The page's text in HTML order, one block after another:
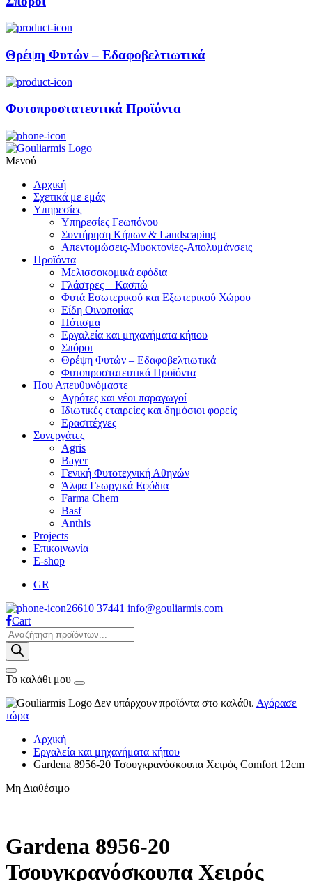
Θρέψη Φυτών – Εδαφοβελτιωτικά
Φυτοπροστατευτικά Προϊόντα
Μενού
Αρχική
Σχετικά με εμάς
Υπηρεσίες
Υπηρεσίες Γεωπόνου
Συντήρηση Κήπων & Landscaping
Απεντομώσεις-Μυοκτονίες-Απολυμάνσεις
Προϊόντα
Μελισσοκομικά εφόδια
Γλάστρες – Κασπώ
Φυτά Εσωτερικού και Εξωτερικού Χώρου
Είδη Οινοποιίας
Πότισμα
Εργαλεία και μηχανήματα κήπου
Σπόροι
Θρέψη Φυτών – Εδαφοβελτιωτικά
Φυτοπροστατευτικά Προϊόντα
Που Απευθυνόμαστε
Αγρότες και νέοι παραγωγοί
Ιδιωτικές εταιρείες και δημόσιοι φορείς
Ερασιτέχνες
Συνεργάτες
Agris
Bayer
Γενική Φυτοτεχνική Αθηνών
Άλφα Γεωργικά Εφόδια
Farma Chem
Basf
Anthis
Projects
Επικοινωνία
E-shop
GR
26610 37441 info@gouliarmis.com
Cart
Products
search
Το καλάθι μου
Δεν υπάρχουν προϊόντα στο καλάθι. Αγόρασε
τώρα
Αρχική
Εργαλεία και μηχανήματα κήπου
Gardena 8956-20 Τσουγκρανόσκουπα Χειρός Comfort 12cm
Μη Διαθέσιμο
Gardena 8956-20
Τσουγκρανόσκουπα Χειρός